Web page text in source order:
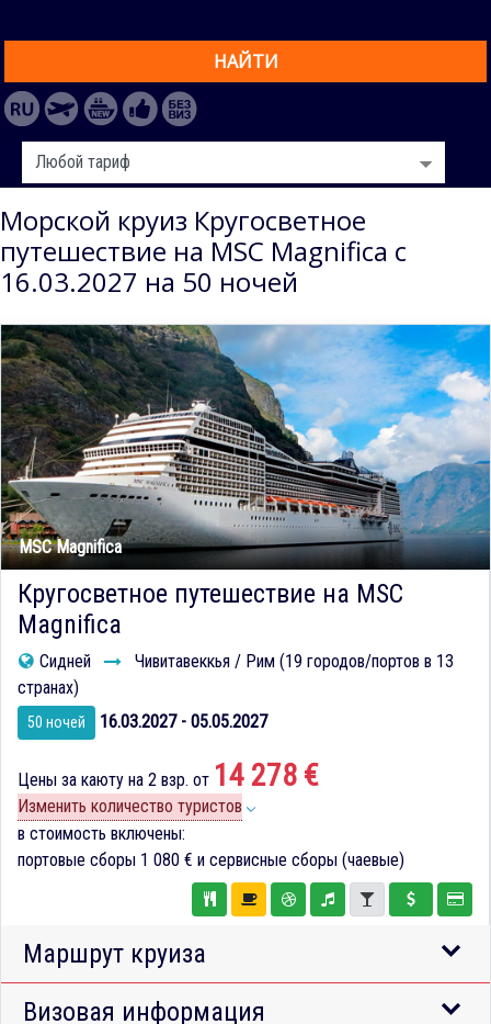
НАЙТИ
Морской круиз Кругосветное
путешествие на MSC Magnifica с
16.03.2027 на 50 ночей
MSC Magnifica
Кругосветное путешествие на MSC
Magnifica
Сидней
Чивитавеккья / Рим (19 городов/портов в 13
странах)
50 ночей 16.03.2027 - 05.05.2027
Цены за каюту на 2 взр. от 14 278 €
Изменить количество туристов
в стоимость включены:
портовые сборы 1 080 € и сервисные сборы (чаевые)
Маршрут круиза
Визовая информация